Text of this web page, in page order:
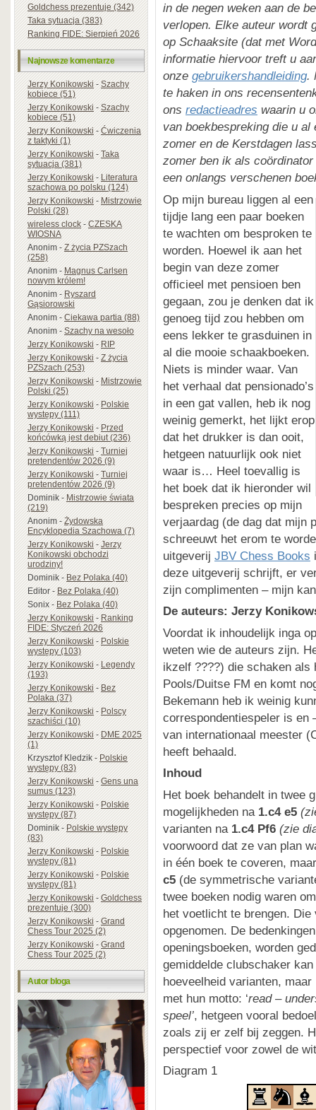
Goldchess prezentuje (342)
Taka sytuacja (383)
Ranking FIDE: Sierpień 2026
Najnowsze komentarze
Jerzy Konikowski-Szachy
kobiece (51)
Jerzy Konikowski-Szachy
kobiece (51)
Jerzy Konikowski-Ćwiczenia
z taktyki (1)
Jerzy Konikowski-Taka
sytuacja (381)
Jerzy Konikowski-Literatura
szachowa po polsku (124)
Jerzy Konikowski-Mistrzowie
Polski (28)
wireless clock-CZESKA
WIOSNA
Anonim-Z życia PZSzach
(258)
Anonim-Magnus Carlsen
nowym królem!
Anonim-Ryszard
Gąsiorowski
Anonim-Ciekawa partia (88)
Anonim-Szachy na wesoło
Jerzy Konikowski-RIP
Jerzy Konikowski-Z życia
PZSzach (253)
Jerzy Konikowski-Mistrzowie
Polski (25)
Jerzy Konikowski-Polskie
występy (111)
Jerzy Konikowski-Przed
końcówką jest debiut (236)
Jerzy Konikowski-Turniej
pretendentów 2026 (9)
Jerzy Konikowski-Turniej
pretendentów 2026 (9)
Dominik-Mistrzowie świata
(219)
Anonim-Żydowska
Encyklopedia Szachowa (7)
Jerzy Konikowski-Jerzy
Konikowski obchodzi
urodziny!
Dominik-Bez Polaka (40)
Editor-Bez Polaka (40)
Sonix-Bez Polaka (40)
Jerzy Konikowski-Ranking
FIDE: Styczeń 2026
Jerzy Konikowski-Polskie
występy (103)
Jerzy Konikowski-Legendy
(193)
Jerzy Konikowski-Bez
Polaka (37)
Jerzy Konikowski-Polscy
szachiści (10)
Jerzy Konikowski-DME 2025
(1)
Krzysztof Kledzik-Polskie
występy (83)
Jerzy Konikowski-Gens una
sumus (123)
Jerzy Konikowski-Polskie
występy (87)
Dominik-Polskie występy
(83)
Jerzy Konikowski-Polskie
występy (81)
Jerzy Konikowski-Polskie
występy (81)
Jerzy Konikowski-Goldchess
prezentuje (300)
Jerzy Konikowski-Grand
Chess Tour 2025 (2)
Jerzy Konikowski-Grand
Chess Tour 2025 (2)
Autor bloga
in de negen weken aan de
verlopen. Elke auteur wordt
op Schaaksite (dat met
informatie hiervoor treft u
onze gebruikershandleiding.
te haken in ons
ons redactieadres waarin u
van boekbespreking die u
zomer en de Kerstdagen
zomer ben ik als
een onlangs verschenen
Op mijn bureau liggen al een
tijdje lang een paar boeken
te wachten om besproken te
worden. Hoewel ik aan het
begin van deze zomer
officieel met pensioen ben
gegaan, zou je denken dat ik
genoeg tijd zou hebben om
eens lekker te grasduinen in
al die mooie schaakboeken.
Niets is minder waar. Van
het verhaal dat pensionado’s
in een gat vallen, heb ik nog
weinig gemerkt, het lijkt erop
dat het drukker is dan ooit,
hetgeen natuurlijk ook niet
waar is… Heel toevallig is
het boek dat ik hieronder wil
bespreken precies op mijn
verjaardag (de dag dat mijn
schreeuwt het erom te
uitgeverij JBV Chess Books
deze uitgeverij schrijft, er
zijn complimenten – mijn
De auteurs: Jerzy
Voordat ik inhoudelijk inga
weten wie de auteurs zijn.
ikzelf ????) die schaken als
Pools/Duitse FM en komt
Bekemann heb ik weinig
correspondentiespeler is en
van internationaal meester
heeft behaald.
Inhoud
Het boek behandelt in twee
mogelijkheden na 1.c4 e5
varianten na 1.c4 Pf6 (zie
voorwoord dat ze van plan
in één boek te coveren,
c5 (de symmetrische
twee boeken nodig waren
het voetlicht te brengen.
opgenomen. De
openingsboeken, worden
gemiddelde clubschaker
hoeveelheid varianten,
met hun motto: ‘read –
speel’, hetgeen vooral
zoals zij er zelf bij zeggen.
perspectief voor zowel de
Diagram 1